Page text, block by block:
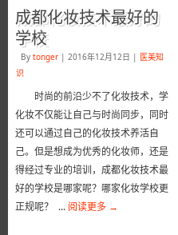
成都化妆技术最好的
学校
By tonger | 2016年12月12日 | 医美知
识
时尚的前沿少不了化妆技术，学
化妆不仅能让自己与时尚同步，同时
还可以通过自己的化妆技术养活自
己。但是想成为优秀的化妆师，还是
得经过专业的培训，成都化妆技术最
好的学校是哪家呢？哪家化妆学校更
正规呢？ ... 阅读更多 →